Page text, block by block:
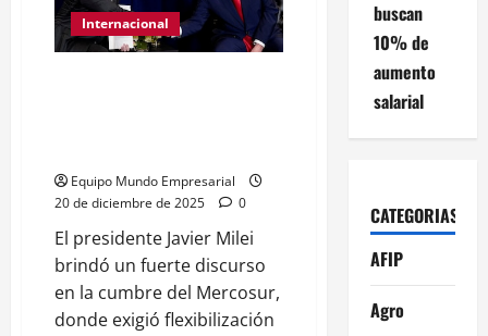
Otamendi:
estiman
que
la
$1000
millones
Internacional
Equipo Mundo Empresarial
20 de diciembre de 2025
0
El presidente Javier Milei
brindó un fuerte discurso
en la cumbre del Mercosur,
donde exigió flexibilización
buscan
10% de
aumento
salarial
CATEGORIAS
AFIP
Agro